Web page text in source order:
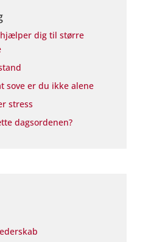
dig til større
sove er du ikke alene
stress
dagsordenen?